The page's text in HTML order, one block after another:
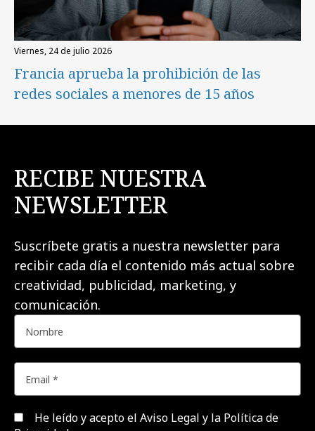
viernes, 24 de julio 2026
Francia aprueba la prohibición de las
redes sociales a menores de 15 años
RECIBE NUESTRA
NEWSLETTER
Suscríbete gratis a nuestra newsletter para
recibir cada día el contenido más actual sobre
creatividad, publicidad, marketing, y
comunicación.
He leído y acepto el Aviso Legal y la Política de